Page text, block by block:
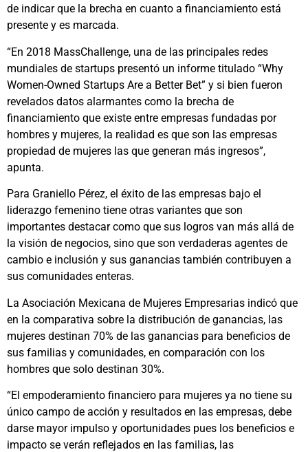
de indicar que la brecha en cuanto a financiamiento está
presente y es marcada.
“En 2018 MassChallenge, una de las principales redes
mundiales de startups presentó un informe titulado “Why
Women-Owned Startups Are a Better Bet” y si bien fueron
revelados datos alarmantes como la brecha de
financiamiento que existe entre empresas fundadas por
hombres y mujeres, la realidad es que son las empresas
propiedad de mujeres las que generan más ingresos”,
apunta.
Para Graniello Pérez, el éxito de las empresas bajo el
liderazgo femenino tiene otras variantes que son
importantes destacar como que sus logros van más allá de
la visión de negocios, sino que son verdaderas agentes de
cambio e inclusión y sus ganancias también contribuyen a
sus comunidades enteras.
La Asociación Mexicana de Mujeres Empresarias indicó que
en la comparativa sobre la distribución de ganancias, las
mujeres destinan 70% de las ganancias para beneficios de
sus familias y comunidades, en comparación con los
hombres que solo destinan 30%.
“El empoderamiento financiero para mujeres ya no tiene su
único campo de acción y resultados en las empresas, debe
darse mayor impulso y oportunidades pues los beneficios e
impacto se verán reflejados en las familias, las